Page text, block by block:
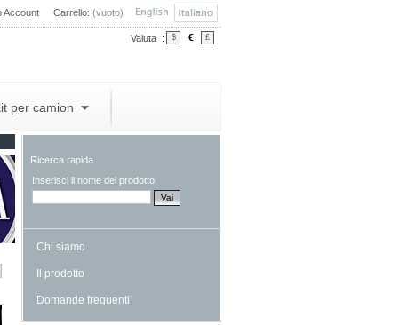
per camion
Carrello: (vuoto)
Account
Valuta : $ € £
Ricerca rapida
Inserisci il nome del prodotto
Chi siamo
Il prodotto
Domande frequenti